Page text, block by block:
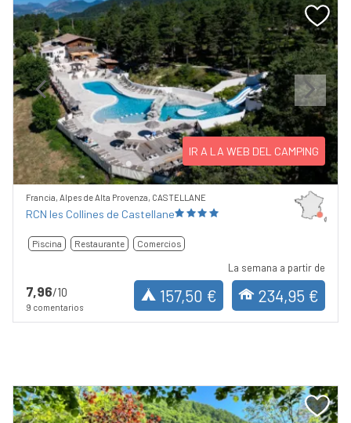
Previous Next
IR A LA WEB DEL CAMPING
Francia, Alpes de Alta Provenza, CASTELLANE
RCN les Collines de Castellane
Piscina Restaurante Comercios
7,96/10
9 comentarios
La semana a partir de
157,50 € 234,95 €